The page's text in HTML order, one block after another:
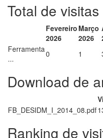
Total de
Fevereiro
2026
Março
2026
Ferramenta
...
0 1
Download de
FB_DESIDM_I_2014_08.pdf
Ranking de